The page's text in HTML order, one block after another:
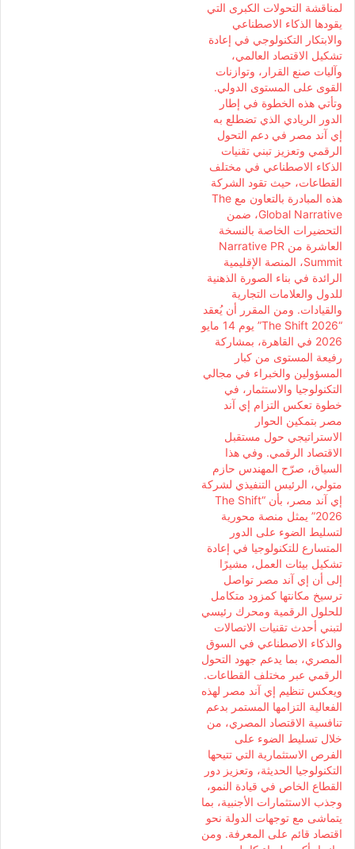
لمناقشة التحولات الكبرى التي
يقودها الذكاء الاصطناعي
والابتكار التكنولوجي في إعادة
تشكيل الاقتصاد العالمي،
وآليات صنع القرار، وتوازنات
القوى على المستوى الدولي.
وتأتي هذه الخطوة في إطار
الدور الريادي الذي تضطلع به
إي آند مصر في دعم التحول
الرقمي وتعزيز تبني تقنيات
الذكاء الاصطناعي في مختلف
القطاعات، حيث تقود الشركة
هذه المبادرة بالتعاون مع The
Global Narrative، ضمن
التحضيرات الخاصة بالنسخة
العاشرة من Narrative PR
Summit، المنصة الإقليمية
الرائدة في بناء الصورة الذهنية
للدول والعلامات التجارية
والقيادات. ومن المقرر أن يُعقد
“The Shift 2026” يوم 14 مايو
2026 في القاهرة، بمشاركة
رفيعة المستوى من كبار
المسؤولين والخبراء في مجالي
التكنولوجيا والاستثمار، في
خطوة تعكس التزام إي آند
مصر بتمكين الحوار
الاستراتيجي حول مستقبل
الاقتصاد الرقمي. وفي هذا
السياق، صرّح المهندس حازم
متولي، الرئيس التنفيذي لشركة
إي آند مصر، بأن “The Shift
2026” يمثل منصة محورية
لتسليط الضوء على الدور
المتسارع للتكنولوجيا في إعادة
تشكيل بيئات العمل، مشيرًا
إلى أن إي آند مصر تواصل
ترسيخ مكانتها كمزود متكامل
للحلول الرقمية ومحرك رئيسي
لتبني أحدث تقنيات الاتصالات
والذكاء الاصطناعي في السوق
المصري، بما يدعم جهود التحول
الرقمي عبر مختلف القطاعات.
ويعكس تنظيم إي آند مصر لهذه
الفعالية التزامها المستمر بدعم
تنافسية الاقتصاد المصري، من
خلال تسليط الضوء على
الفرص الاستثمارية التي تتيحها
التكنولوجيا الحديثة، وتعزيز دور
القطاع الخاص في قيادة النمو،
وجذب الاستثمارات الأجنبية، بما
يتماشى مع توجهات الدولة نحو
اقتصاد قائم على المعرفة. ومن